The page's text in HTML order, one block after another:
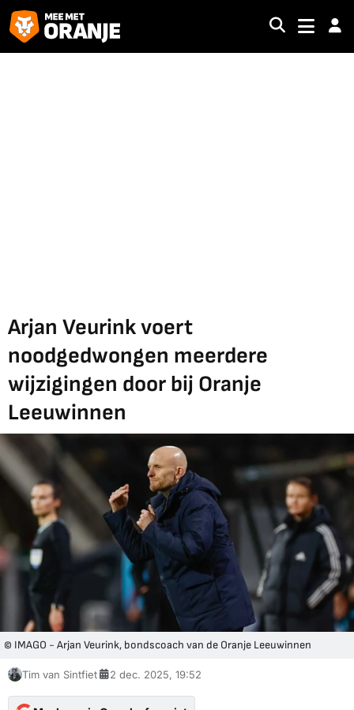
Arjan Veurink voert
noodgedwongen meerdere
wijzigingen door bij Oranje
Leeuwinnen
© IMAGO - Arjan Veurink, bondscoach van de Oranje Leeuwinnen
Tim van Sintfiet 2 dec. 2025, 19:52